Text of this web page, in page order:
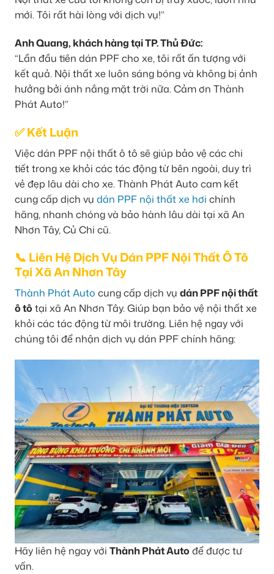
mới. Tôi rất hài lòng với dịch vụ!”
Anh Quang, khách hàng tại TP. Thủ Đức:
“Lần đầu tiên dán PPF cho xe, tôi rất ấn tượng với
kết quả. Nội thất xe luôn sáng bóng và không bị ảnh
hưởng bởi ánh nắng mặt trời nữa. Cảm ơn Thành
Phát Auto!”
✅ Kết Luận
Việc dán PPF nội thất ô tô sẽ giúp bảo vệ các chi
tiết trong xe khỏi các tác động từ bên ngoài, duy trì
vẻ đẹp lâu dài cho xe. Thành Phát Auto cam kết
cung cấp dịch vụ dán PPF nội thất xe hơi chính
hãng, nhanh chóng và bảo hành lâu dài tại xã An
Nhơn Tây, Củ Chi cũ.
📞 Liên Hệ Dịch Vụ Dán PPF Nội Thất Ô Tô
Tại Xã An Nhơn Tây
Thành Phát Auto cung cấp dịch vụ dán PPF nội thất
ô tô tại xã An Nhơn Tây. Giúp bạn bảo vệ nội thất xe
khỏi các tác động từ môi trường. Liên hệ ngay với
chúng tôi để nhận dịch vụ dán PPF chính hãng:
Hãy liên hệ ngay với Thành Phát Auto để được tư
vấn.